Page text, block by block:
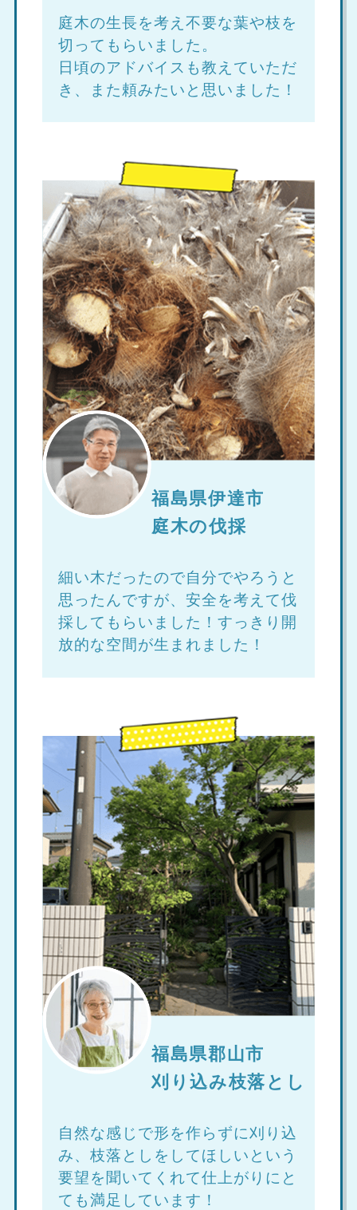
庭木の生長を考え不要な葉や枝を
切ってもらいました。
日頃のアドバイスも教えていただ
き、また頼みたいと思いました！
福島県伊達市
庭木の伐採
細い木だったので自分でやろうと
思ったんですが、安全を考えて伐
採してもらいました！すっきり開
放的な空間が生まれました！
福島県郡山市
刈り込み枝落とし
自然な感じで形を作らずに刈り込
み、枝落としをしてほしいという
要望を聞いてくれて仕上がりにと
ても満足しています！